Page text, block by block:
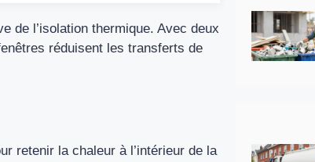
de l’isolation thermique. Avec deux
réduisent les transferts de
retenir la chaleur à l’intérieur de la